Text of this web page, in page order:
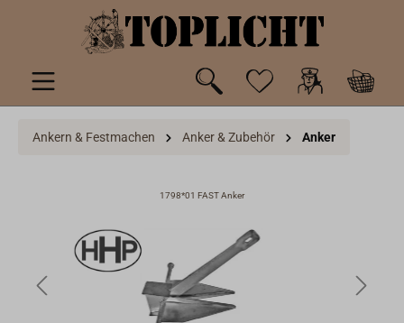
springen
Ankern & Festmachen Anker & Zubehör Anker
1798*01 FAST Anker